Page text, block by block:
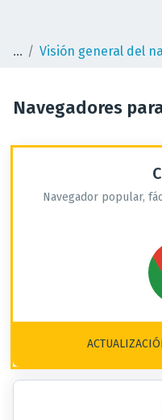
Visión general del
Navegadores
Navegador popular,